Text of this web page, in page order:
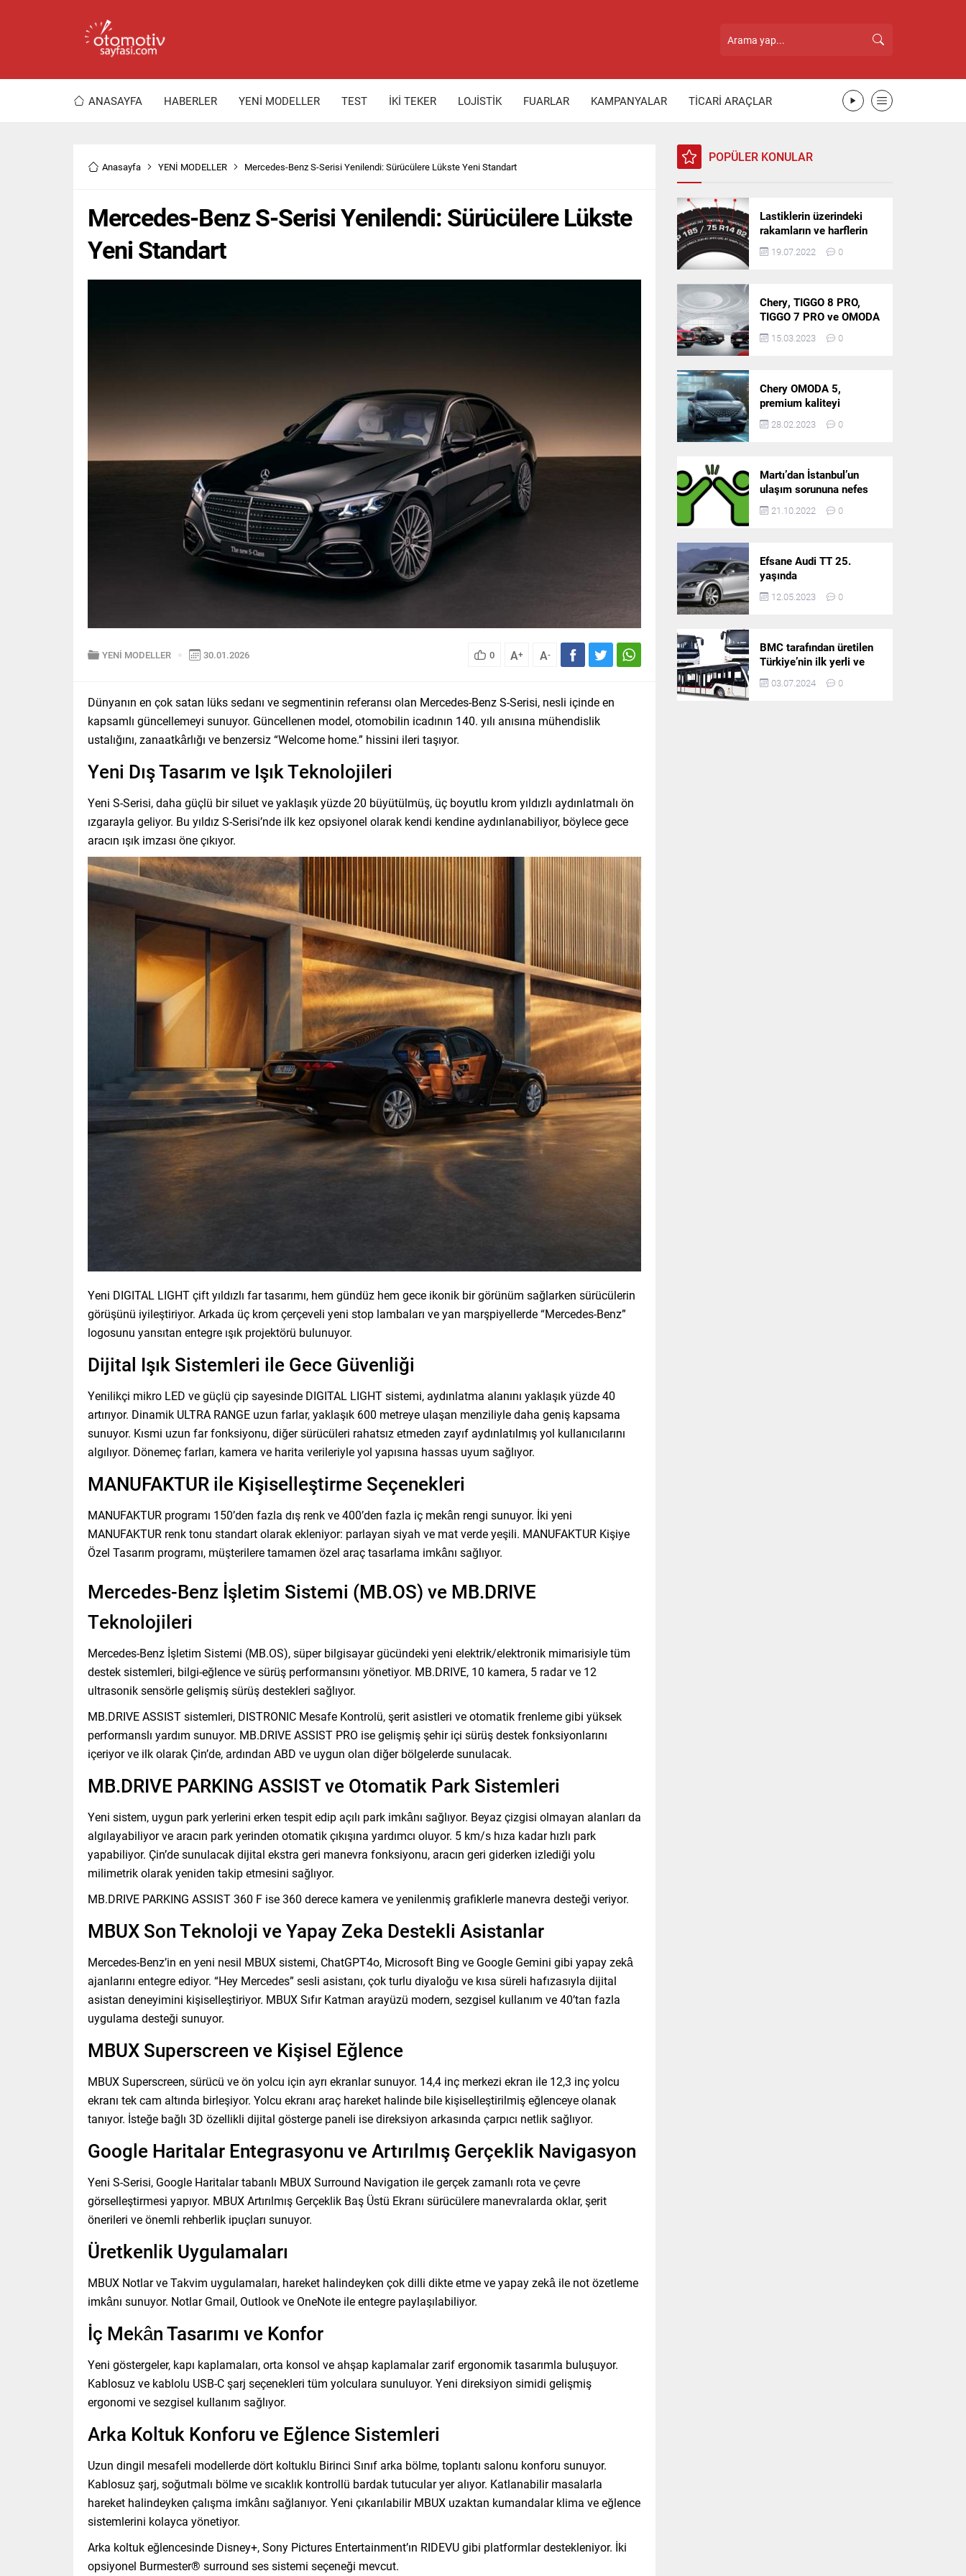
ANASAYFA HABERLER YENİ MODELLER TEST İKİ TEKER LOJİSTİK FUARLAR KAMPANYALAR TİCARİ ARAÇLAR
Anasayfa YENİ MODELLER Mercedes-Benz S-Serisi Yenilendi: Sürücülere Lükste Yeni Standart
Mercedes-Benz S-Serisi Yenilendi: Sürücülere Lükste
Yeni Standart
YENİ MODELLER 30.01.2026 0 A+ A-
Dünyanın en çok satan lüks sedanı ve segmentinin referansı olan Mercedes-Benz S-Serisi, nesli içinde en
kapsamlı güncellemeyi sunuyor. Güncellenen model, otomobilin icadının 140. yılı anısına mühendislik
ustalığını, zanaatkârlığı ve benzersiz “Welcome home.” hissini ileri taşıyor.
Yeni Dış Tasarım ve Işık Teknolojileri
Yeni S-Serisi, daha güçlü bir siluet ve yaklaşık yüzde 20 büyütülmüş, üç boyutlu krom yıldızlı aydınlatmalı ön
ızgarayla geliyor. Bu yıldız S-Serisi’nde ilk kez opsiyonel olarak kendi kendine aydınlanabiliyor, böylece gece
aracın ışık imzası öne çıkıyor.
Yeni DIGITAL LIGHT çift yıldızlı far tasarımı, hem gündüz hem gece ikonik bir görünüm sağlarken sürücülerin
görüşünü iyileştiriyor. Arkada üç krom çerçeveli yeni stop lambaları ve yan marşpiyellerde “Mercedes-Benz”
logosunu yansıtan entegre ışık projektörü bulunuyor.
Dijital Işık Sistemleri ile Gece Güvenliği
Yenilikçi mikro LED ve güçlü çip sayesinde DIGITAL LIGHT sistemi, aydınlatma alanını yaklaşık yüzde 40
artırıyor. Dinamik ULTRA RANGE uzun farlar, yaklaşık 600 metreye ulaşan menziliyle daha geniş kapsama
sunuyor. Kısmi uzun far fonksiyonu, diğer sürücüleri rahatsız etmeden zayıf aydınlatılmış yol kullanıcılarını
algılıyor. Dönemeç farları, kamera ve harita verileriyle yol yapısına hassas uyum sağlıyor.
MANUFAKTUR ile Kişiselleştirme Seçenekleri
MANUFAKTUR programı 150’den fazla dış renk ve 400’den fazla iç mekân rengi sunuyor. İki yeni
MANUFAKTUR renk tonu standart olarak ekleniyor: parlayan siyah ve mat verde yeşili. MANUFAKTUR Kişiye
Özel Tasarım programı, müşterilere tamamen özel araç tasarlama imkânı sağlıyor.
Mercedes-Benz İşletim Sistemi (MB.OS) ve MB.DRIVE
Teknolojileri
Mercedes-Benz İşletim Sistemi (MB.OS), süper bilgisayar gücündeki yeni elektrik/elektronik mimarisiyle tüm
destek sistemleri, bilgi-eğlence ve sürüş performansını yönetiyor. MB.DRIVE, 10 kamera, 5 radar ve 12
ultrasonik sensörle gelişmiş sürüş destekleri sağlıyor.
MB.DRIVE ASSIST sistemleri, DISTRONIC Mesafe Kontrolü, şerit asistleri ve otomatik frenleme gibi yüksek
performanslı yardım sunuyor. MB.DRIVE ASSIST PRO ise gelişmiş şehir içi sürüş destek fonksiyonlarını
içeriyor ve ilk olarak Çin’de, ardından ABD ve uygun olan diğer bölgelerde sunulacak.
MB.DRIVE PARKING ASSIST ve Otomatik Park Sistemleri
Yeni sistem, uygun park yerlerini erken tespit edip açılı park imkânı sağlıyor. Beyaz çizgisi olmayan alanları da
algılayabiliyor ve aracın park yerinden otomatik çıkışına yardımcı oluyor. 5 km/s hıza kadar hızlı park
yapabiliyor. Çin’de sunulacak dijital ekstra geri manevra fonksiyonu, aracın geri giderken izlediği yolu
milimetrik olarak yeniden takip etmesini sağlıyor.
MB.DRIVE PARKING ASSIST 360 F ise 360 derece kamera ve yenilenmiş grafiklerle manevra desteği veriyor.
MBUX Son Teknoloji ve Yapay Zeka Destekli Asistanlar
Mercedes-Benz’in en yeni nesil MBUX sistemi, ChatGPT4o, Microsoft Bing ve Google Gemini gibi yapay zekâ
ajanlarını entegre ediyor. “Hey Mercedes” sesli asistanı, çok turlu diyaloğu ve kısa süreli hafızasıyla dijital
asistan deneyimini kişiselleştiriyor. MBUX Sıfır Katman arayüzü modern, sezgisel kullanım ve 40’tan fazla
uygulama desteği sunuyor.
MBUX Superscreen ve Kişisel Eğlence
MBUX Superscreen, sürücü ve ön yolcu için ayrı ekranlar sunuyor. 14,4 inç merkezi ekran ile 12,3 inç yolcu
ekranı tek cam altında birleşiyor. Yolcu ekranı araç hareket halinde bile kişiselleştirilmiş eğlenceye olanak
tanıyor. İsteğe bağlı 3D özellikli dijital gösterge paneli ise direksiyon arkasında çarpıcı netlik sağlıyor.
Google Haritalar Entegrasyonu ve Artırılmış Gerçeklik Navigasyon
Yeni S-Serisi, Google Haritalar tabanlı MBUX Surround Navigation ile gerçek zamanlı rota ve çevre
görselleştirmesi yapıyor. MBUX Artırılmış Gerçeklik Baş Üstü Ekranı sürücülere manevralarda oklar, şerit
önerileri ve önemli rehberlik ipuçları sunuyor.
Üretkenlik Uygulamaları
MBUX Notlar ve Takvim uygulamaları, hareket halindeyken çok dilli dikte etme ve yapay zekâ ile not özetleme
imkânı sunuyor. Notlar Gmail, Outlook ve OneNote ile entegre paylaşılabiliyor.
İç Mekân Tasarımı ve Konfor
Yeni göstergeler, kapı kaplamaları, orta konsol ve ahşap kaplamalar zarif ergonomik tasarımla buluşuyor.
Kablosuz ve kablolu USB-C şarj seçenekleri tüm yolculara sunuluyor. Yeni direksiyon simidi gelişmiş
ergonomi ve sezgisel kullanım sağlıyor.
Arka Koltuk Konforu ve Eğlence Sistemleri
Uzun dingil mesafeli modellerde dört koltuklu Birinci Sınıf arka bölme, toplantı salonu konforu sunuyor.
Kablosuz şarj, soğutmalı bölme ve sıcaklık kontrollü bardak tutucular yer alıyor. Katlanabilir masalarla
hareket halindeyken çalışma imkânı sağlanıyor. Yeni çıkarılabilir MBUX uzaktan kumandalar klima ve eğlence
sistemlerini kolayca yönetiyor.
Arka koltuk eğlencesinde Disney+, Sony Pictures Entertainment’ın RIDEVU gibi platformlar destekleniyor. İki
opsiyonel Burmester® surround ses sistemi seçeneği mevcut.
POPÜLER KONULAR
Lastiklerin üzerindeki
rakamların ve harflerin
anlamı nedir?
19.07.2022 0
Chery, TIGGO 8 PRO,
TIGGO 7 PRO ve OMODA
5’in resmi olarak
satışlarına başlıyor!
15.03.2023 0
Chery OMODA 5,
premium kaliteyi
Türkiye’de sunmaya
hazırlanıyor
28.02.2023 0
Martı’dan İstanbul’un
ulaşım sorununa nefes
aldıracak yeni
platform: Tek Araçla
21.10.2022 0
Efsane Audi TT 25.
yaşında
12.05.2023 0
BMC tarafından üretilen
Türkiye’nin ilk yerli ve
milli apron otobüsü
Neoport’a yurt dışından
03.07.2024 0